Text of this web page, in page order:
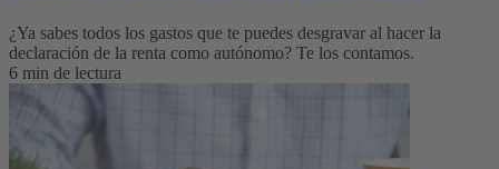
¿Ya sabes todos los gastos que te puedes desgravar al hacer la
declaración de la renta como autónomo? Te los contamos.
6 min de lectura